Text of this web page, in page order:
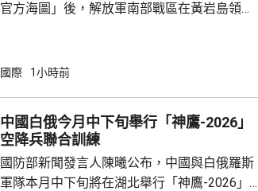
官方海圖」後，解放軍南部戰區在黃岩島領
被菲方批評是非法行為。 國防部新聞發言人陳
據國際法宣布黃岩島領海基線的國家，譴責菲
方行徑嚴重侵犯中國領土主權，違反國際法與
國際關係基本準則，非法無效，而中方組織...
國際 1小時前
中國白俄今月中下旬舉行「神鷹-2026」
空降兵聯合訓練
國防部新聞發言人陳曦公布，中國與白俄羅斯
軍隊本月中下旬將在湖北舉行「神鷹-2026」